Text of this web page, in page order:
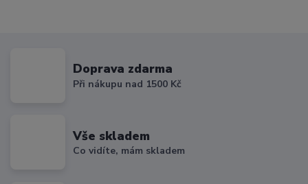
Doprava zdarma
Při nákupu nad 1500 Kč
Vše skladem
Co vidíte, mám skladem